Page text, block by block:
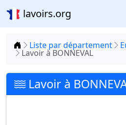
lavoirs.org
Accueil
Liste par département
Lavoir à BONNEVAL
Lavoir à